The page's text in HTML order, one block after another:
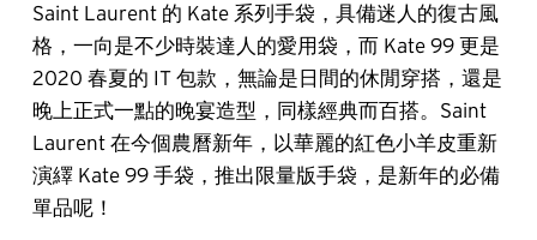
Saint Laurent 的 Kate 系列手袋，具備迷人的復古風
格，一向是不少時裝達人的愛用袋，而 Kate 99 更是
2020 春夏的 IT 包款，無論是日間的休閒穿搭，還是
晚上正式一點的晚宴造型，同樣經典而百搭。Saint
Laurent 在今個農曆新年，以華麗的紅色小羊皮重新
演繹 Kate 99 手袋，推出限量版手袋，是新年的必備
單品呢！